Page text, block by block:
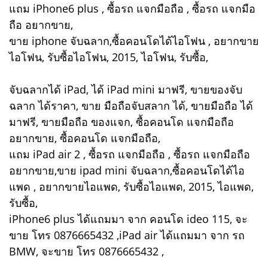
แถม iPhone6 plus , ซื้อรถ แจกมือถือ , ซื้อรถ แจกมือ
ถือ อยากขาย,
ขาย iphone จับฉลาก,ซื้อคอนโดได้ไอโฟน , อยากขาย
ไอโฟน, รับซื้อไอโฟน, 2015, ไอโฟน, รับซื้อ,
จับฉลากได้ iPad, ได้ iPad mini มาฟรี, ขายของจับ
ฉลาก ได้ราคา, ขาย มือถือจับสลาก ได้, ขายมือถือ ได้
มาฟรี, ขายมือถือ ของแจก, ซื้อคอนโด แจกมือถือ
อยากขาย, ซื้อคอนโด แจกมือถือ,
แถม iPad air 2 , ซื้อรถ แจกมือถือ , ซื้อรถ แจกมือถือ
อยากขาย,ขาย ipad mini จับฉลาก,ซื้อคอนโดได้ไอ
แพด , อยากขายไอแพด, รับซื้อไอแพด, 2015, ไอแพด,
รับซื้อ,
iPhone6 plus ได้แถมมา จาก คอนโด ideo 115, จะ
ขาย โทร 0876665432 ,iPad air ได้แถมมา จาก รถ
BMW, จะขาย โทร 0876665432 ,